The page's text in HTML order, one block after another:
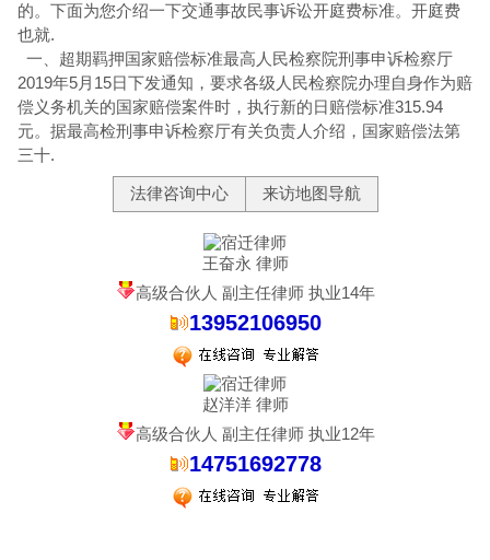
的。下面为您介绍一下交通事故民事诉讼开庭费标准。开庭费
也就.
一、超期羁押国家赔偿标准最高人民检察院刑事申诉检察厅
2019年5月15日下发通知，要求各级人民检察院办理自身作为赔
偿义务机关的国家赔偿案件时，执行新的日赔偿标准315.94
元。据最高检刑事申诉检察厅有关负责人介绍，国家赔偿法第
三十.
法律咨询中心 来访地图导航
王奋永 律师
高级合伙人 副主任律师 执业14年
13952106950
赵洋洋 律师
高级合伙人 副主任律师 执业12年
14751692778